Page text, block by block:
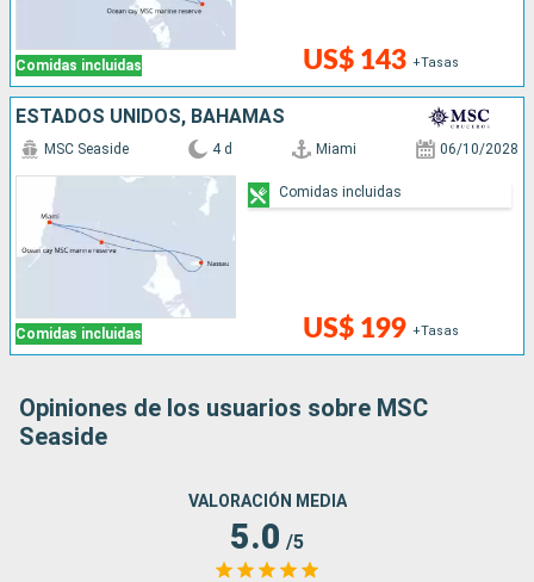
Comidas incluidas US$ 143 +Tasas
ESTADOS UNIDOS, BAHAMAS
Comidas incluidas
MSC Seaside 4 d Miami 06/10/2028
US$ 199 +Tasas
Comidas incluidas
Opiniones de los usuarios sobre MSC
Seaside
VALORACIÓN MEDIA
5.0 /5